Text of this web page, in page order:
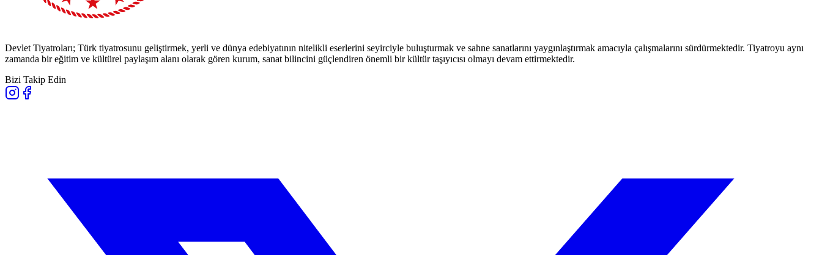
Devlet Tiyatroları; Türk tiyatrosunu geliştirmek, yerli ve dünya edebiyatının nitelikli eserlerini seyirciyle buluşturmak ve sahne sanatlarını yaygınlaştırmak amacıyla çalışmalarını sürdürmektedir. Tiyatroyu aynı
zamanda bir eğitim ve kültürel paylaşım alanı olarak gören kurum, sanat bilincini güçlendiren önemli bir kültür taşıyıcısı olmayı devam ettirmektedir.
Bizi Takip Edin